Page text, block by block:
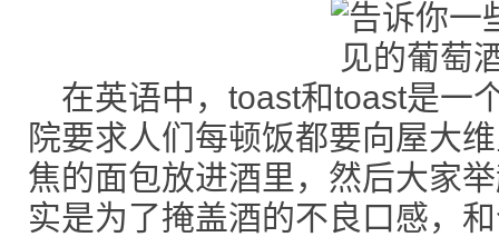
在英语中，toast和toast是一
院要求人们每顿饭都要向屋大
焦的面包放进酒里，然后大家
实是为了掩盖酒的不良口感，